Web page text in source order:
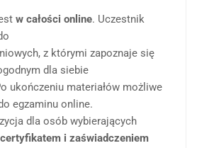
w całości online. Uczestnik
z którymi zapoznaje się
dla siebie
ukończeniu materiałów możliwe
egzaminu online.
dla osób wybierających
i zaświadczeniem